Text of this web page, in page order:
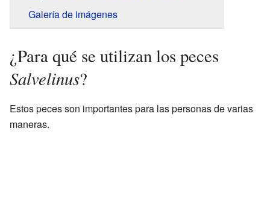
Galería de imágenes
¿Para qué se utilizan los peces
Salvelinus?
Estos peces son importantes para las personas de varias
maneras.